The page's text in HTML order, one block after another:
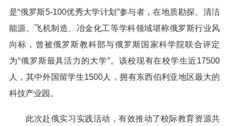
是“俄罗斯5-100优秀大学计划”参与者，在地质勘探、清洁
能源、飞机制造、冶金化工等学科领域堪称俄罗斯行业风
向标，曾被俄罗斯教科部与俄罗斯国家科学院联合评定
为“俄罗斯最具活力的大学”。该校现有在校学生近17500
人，其中外国留学生1500人，拥有东西伯利亚地区最大的
科技产业园。
此次赴俄实习实践活动，有效推动了校际教育资源共